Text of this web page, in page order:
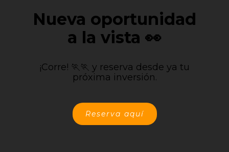
Nueva oportunidad
a la vista 👀
¡Corre! 🏃🏃 y reserva desde ya tu
próxima inversión.
Reserva aquí